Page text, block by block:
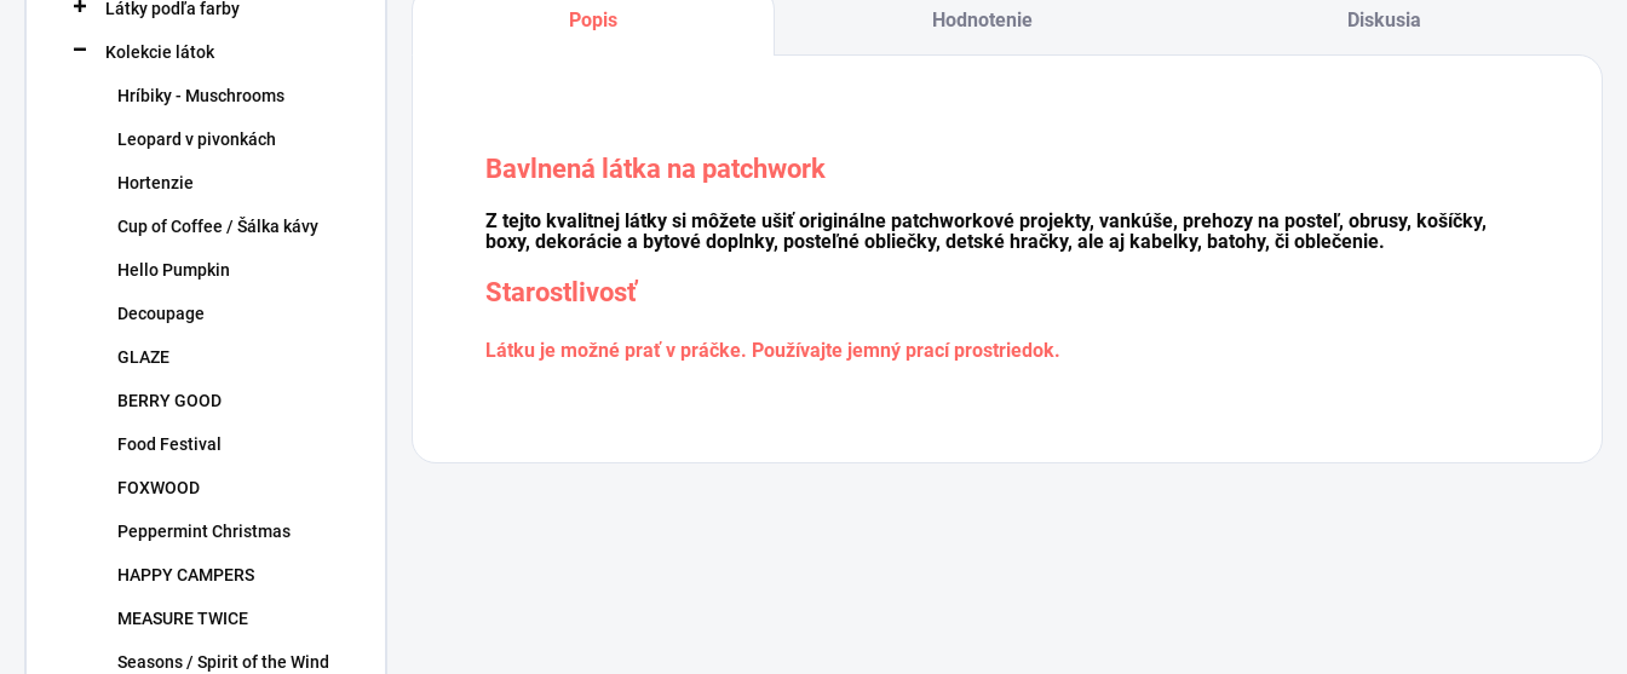
Látky podľa farby
Kolekcie látok
Hríbiky - Muschrooms
Leopard v pivonkách
Hortenzie
Cup of Coffee / Šálka kávy
Hello Pumpkin
Decoupage
GLAZE
BERRY GOOD
Food Festival
FOXWOOD
Peppermint Christmas
HAPPY CAMPERS
MEASURE TWICE
Seasons / Spirit of the Wind
Popis Hodnotenie Diskusia
Bavlnená látka na patchwork
Z tejto kvalitnej látky si môžete ušiť originálne patchworkové projekty, vankúše, prehozy na posteľ, obrusy, košíčky,
boxy, dekorácie a bytové doplnky, posteľné obliečky, detské hračky, ale aj kabelky, batohy, či oblečenie.
Starostlivosť
Látku je možné prať v práčke. Používajte jemný prací prostriedok.